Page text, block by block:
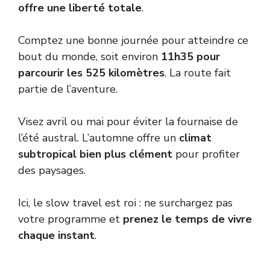
offre une liberté totale.
Comptez une bonne journée pour atteindre ce
bout du monde, soit environ 11h35 pour
parcourir les 525 kilomètres. La route fait
partie de l’aventure.
Visez avril ou mai pour éviter la fournaise de
l’été austral. L’automne offre un climat
subtropical bien plus clément pour profiter
des paysages.
Ici, le slow travel est roi : ne surchargez pas
votre programme et prenez le temps de vivre
chaque instant.